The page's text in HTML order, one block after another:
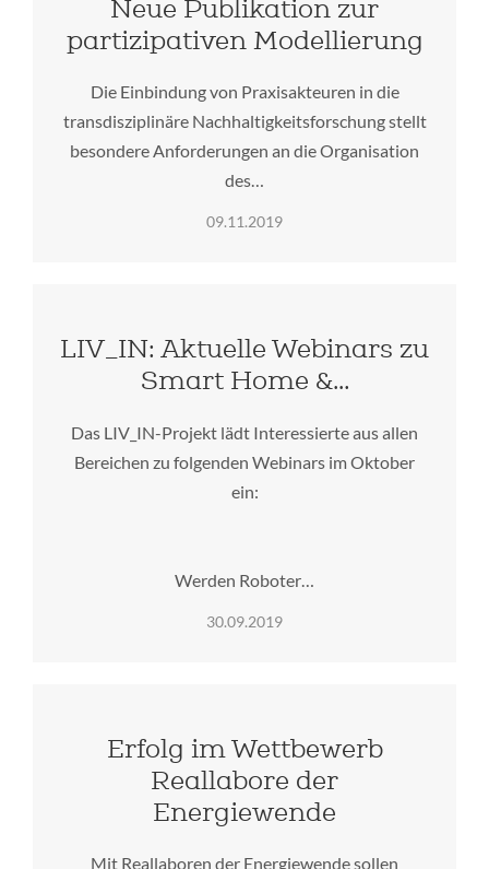
Neue Publikation zur
partizipativen Modellierung
Die Einbindung von Praxisakteuren in die
transdisziplinäre Nachhaltigkeitsforschung stellt
besondere Anforderungen an die Organisation
des…
09.11.2019
LIV_IN: Aktuelle Webinars zu
Smart Home &…
Das LIV_IN-Projekt lädt Interessierte aus allen
Bereichen zu folgenden Webinars im Oktober
ein:
Werden Roboter…
30.09.2019
Erfolg im Wettbewerb
Reallabore der
Energiewende
Mit Reallaboren der Energiewende sollen